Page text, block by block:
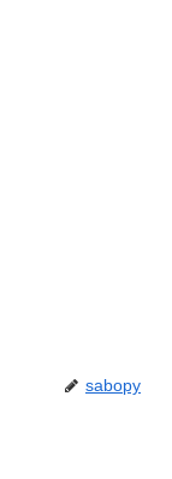
sabopy